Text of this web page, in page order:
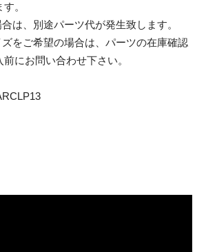
。
は、別途パーツ代が発生致します。
をご希望の場合は、パーツの在庫確認
にお問い合わせ下さい。